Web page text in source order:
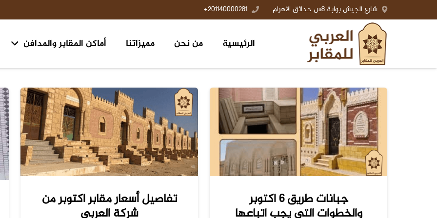
شارع الجيش بوابة 8س حدائق الاهرام 201140000281+
الرئيسية من نحن مميزاتنا أماكن المقابر والمدافن
جبانات طريق 6 اكتوبر
والخطوات التي يجب اتباعها
تفاصيل أسعار مقابر اكتوبر من
شركة العربي